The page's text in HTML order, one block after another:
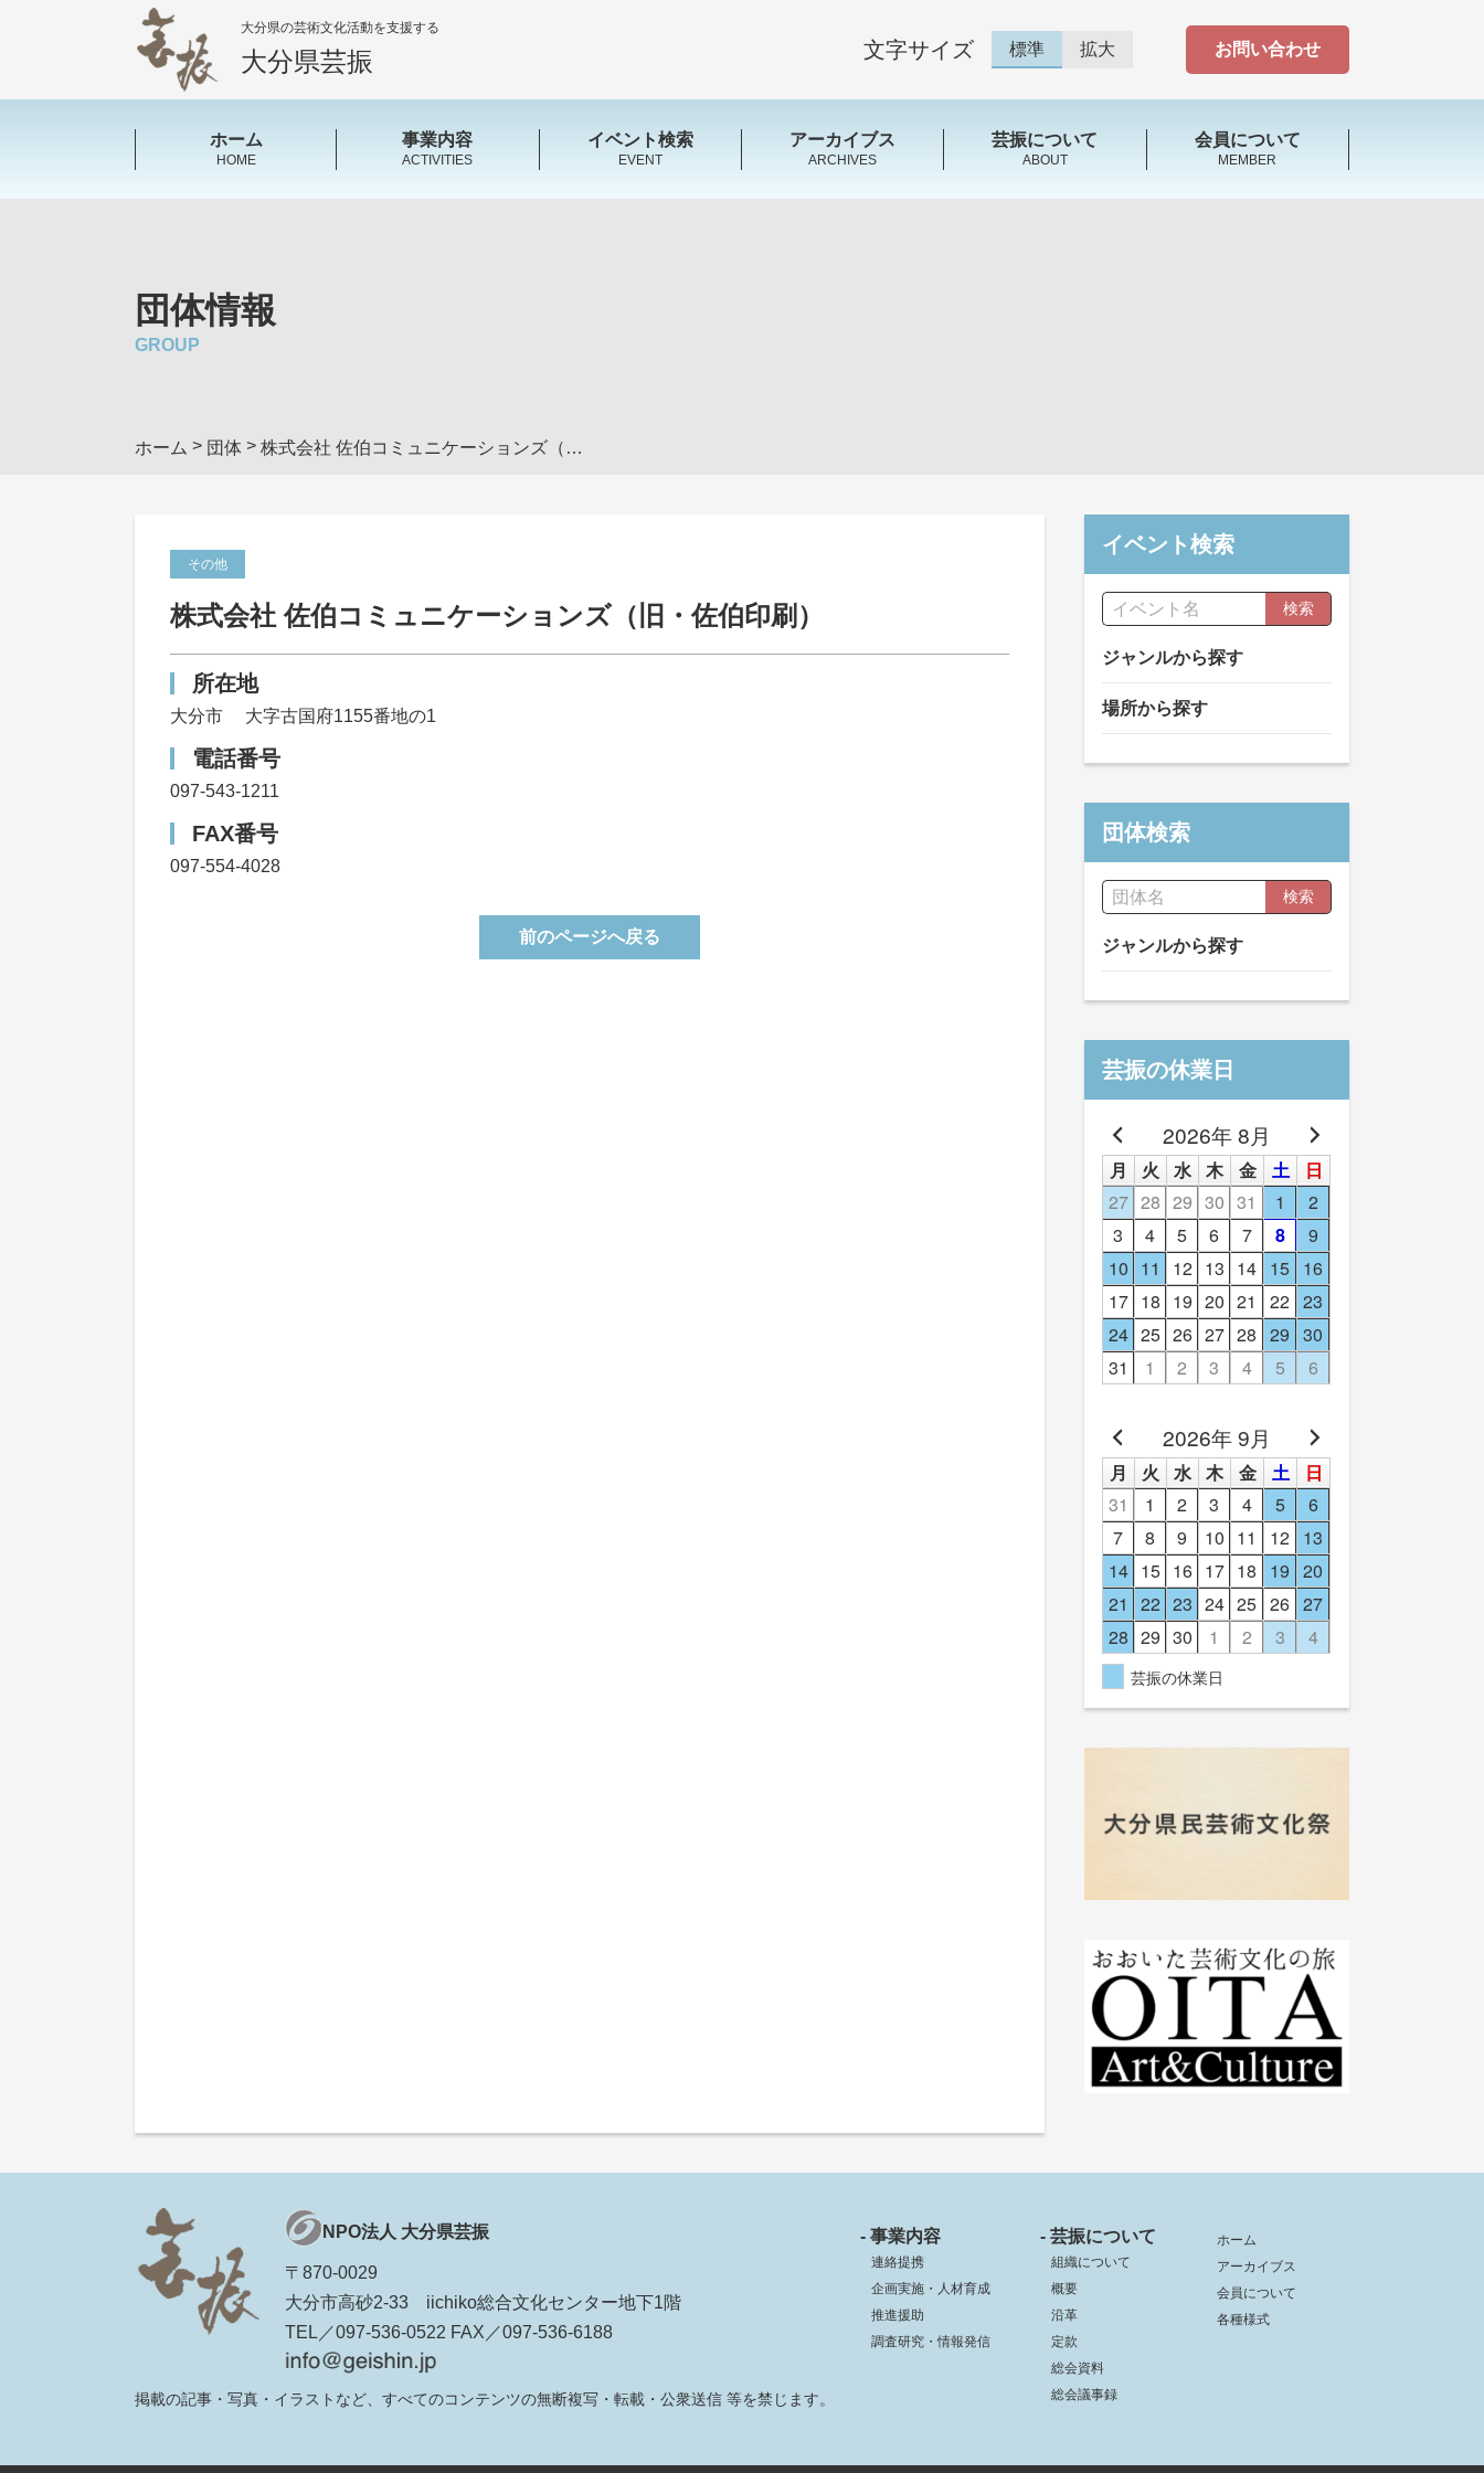
大分県の芸術文化活動を支援する
大分県芸振 文字サイズ 標準 拡大 お問い合わせ
ホーム
HOME
事業内容
ACTIVITIES
イベント検索
EVENT
アーカイブス
ARCHIVES
芸振について
ABOUT
会員について
MEMBER
団体情報
GROUP
ホーム > 団体 > 株式会社 佐伯コミュニケーションズ（旧・佐伯印刷）
その他
株式会社 佐伯コミュニケーションズ（旧・佐伯印刷）
所在地
大分市 大字古国府1155番地の1
電話番号
097-543-1211
FAX番号
097-554-4028
前のページへ戻る
イベント検索
検索
ジャンルから探す
場所から探す
団体検索
検索
ジャンルから探す
芸振の休業日
2026年 8月
月 火 水 木 金 土
日
27 28 29 30 31 1
2
3
4 5 6 7 8
9
10 11 12 13 14 15 16
17 18 19 20 21 22 23
24 25 26 27 28 29 30
31
1 2 3 4 5 6
2026年 9月
月 火 水 木 金 土
日
31
1 2 3 4 5
6
7
8 9 10 11 12 13
14 15 16 17 18 19 20
21
22 23 24 25 26 27
28 29 30 1 2 3 4
芸振の休業日
NPO法人 大分県芸振
〒870-0029
大分市高砂2-33 iichiko総合文化センター地下1階
TEL／097-536-0522 FAX／097-536-6188
掲載の記事・写真・イラストなど、すべてのコンテンツの無断複写・転載・公衆送信 等を禁じます。
- 事業内容
連絡提携
企画実施・人材育成
推進援助
調査研究・情報発信
- 芸振について
組織について
概要
沿革
定款
総会資料
総会議事録
ホーム
アーカイブス
会員について
各種様式